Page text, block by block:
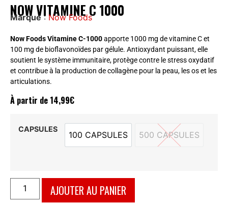
NOW VITAMINE C 1000
Marque : Now Foods
Now Foods Vitamine C-1000apporte 1000 mg de vitamine C et
100 mg de bioflavonoïdes par gélule. Antioxydant puissant, elle
soutient le système immunitaire, protège contre le stress oxydatif
et contribue à la production de collagène pour la peau, les os et les
articulations.
À partir de 14,99€
CAPSULES
100 CAPSULES
100 CAPSULES
500 CAPSULES
500 CAPSULES
AJOUTER AU PANIER